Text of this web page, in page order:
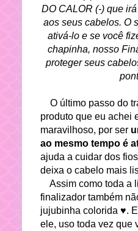
DO CALOR (-) que
aos seus cabelos. O
ativá-lo e se você
chapinha, nosso
proteger seus
O último passo do
produto que eu achei
maravilhoso, por ser
ao mesmo tempo é
ajuda a cuidar dos
deixa o cabelo mais
Assim como toda a
finalizador também
jujubinha colorida ♥.
ele, uso toda vez que